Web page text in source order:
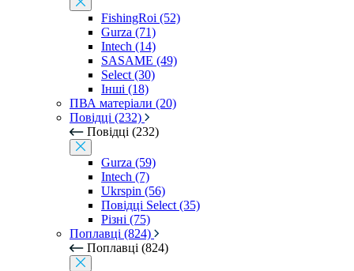
FishingRoi (52)
Gurza (71)
Intech (14)
SASAME (49)
Select (30)
Інші (18)
ПВА матеріали (20)
Повідці (232)
Повідці (232)
Gurza (59)
Intech (7)
Ukrspin (56)
Повідці Select (35)
Різні (75)
Поплавці (824)
Поплавці (824)